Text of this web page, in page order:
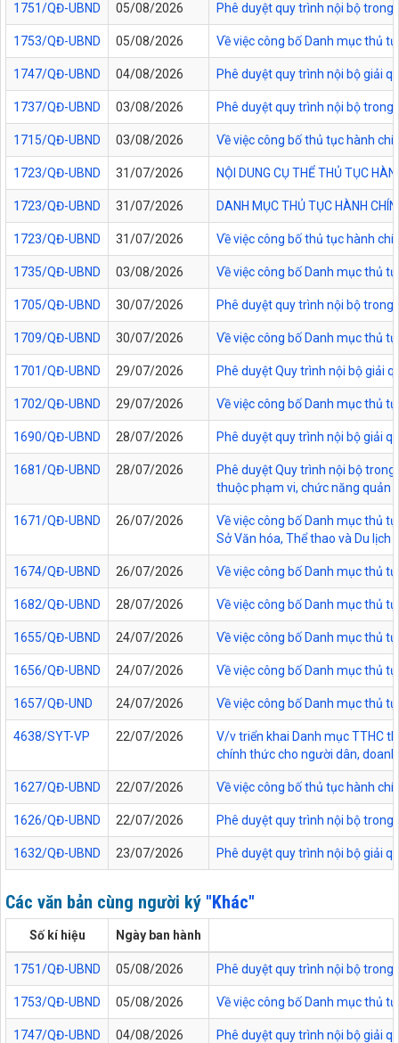
1751/QĐ-UBND 05/08/2026 Phê duyệt quy trình nội bộ
1753/QĐ-UBND 05/08/2026 Về việc công bố Danh mục thủ
1747/QĐ-UBND 04/08/2026 Phê duyệt quy trình nội bộ giải
1737/QĐ-UBND 03/08/2026 Phê duyệt quy trình nội bộ
1715/QĐ-UBND 03/08/2026 Về việc công bố thủ tục hành
1723/QĐ-UBND 31/07/2026 NỘI DUNG CỤ THỂ THỦ TỤC
1723/QĐ-UBND 31/07/2026 DANH MỤC THỦ TỤC HÀNH
1723/QĐ-UBND 31/07/2026 Về việc công bố thủ tục hành
1735/QĐ-UBND 03/08/2026 Về việc công bố Danh mục thủ
1705/QĐ-UBND 30/07/2026 Phê duyệt quy trình nội bộ
1709/QĐ-UBND 30/07/2026 Về việc công bố Danh mục thủ
1701/QĐ-UBND 29/07/2026 Phê duyệt Quy trình nội bộ giải
1702/QĐ-UBND 29/07/2026 Về việc công bố Danh mục thủ
1690/QĐ-UBND 28/07/2026 Phê duyệt quy trình nội bộ giải
1681/QĐ-UBND 28/07/2026
Phê duyệt Quy trình nội bộ
thuộc phạm vi, chức năng quản
1671/QĐ-UBND 26/07/2026
Về việc công bố Danh mục thủ
Sở Văn hóa, Thể thao và Du lịch
1674/QĐ-UBND 26/07/2026 Về việc công bố Danh mục thủ
1682/QĐ-UBND 28/07/2026 Về việc công bố Danh mục thủ
1655/QĐ-UBND 24/07/2026 Về việc công bố Danh mục thủ
1656/QĐ-UBND 24/07/2026 Về việc công bố Danh mục thủ
1657/QĐ-UND 24/07/2026 Về việc công bố Danh mục thủ
4638/SYT-VP 22/07/2026
V/v triển khai Danh mục TTHC
chính thức cho người dân,
1627/QĐ-UBND 22/07/2026 Về việc công bố thủ tục hành
1626/QĐ-UBND 22/07/2026 Phê duyệt quy trình nội bộ trong
1632/QĐ-UBND 23/07/2026 Phê duyệt quy trình nội bộ giải
Các văn bản cùng người ký "Khác"
Số kí hiệu Ngày ban hành
1751/QĐ-UBND 05/08/2026 Phê duyệt quy trình nội bộ
1753/QĐ-UBND 05/08/2026 Về việc công bố Danh mục thủ
1747/QĐ-UBND 04/08/2026 Phê duyệt quy trình nội bộ giải